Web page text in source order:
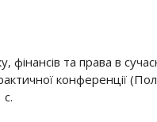
фінансів та права в
конференції